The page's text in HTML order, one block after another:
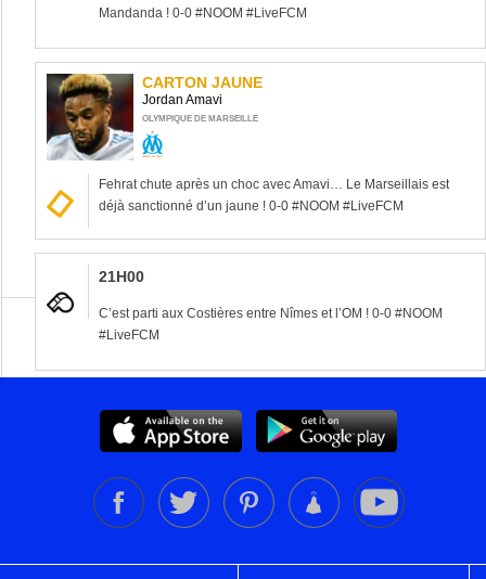
Mandanda ! 0-0 #NOOM #LiveFCM
CARTON JAUNE
Jordan Amavi
OLYMPIQUE DE MARSEILLE
Fehrat chute après un choc avec Amavi… Le Marseillais est
déjà sanctionné d’un jaune ! 0-0 #NOOM #LiveFCM
21H00
C’est parti aux Costières entre Nîmes et l’OM ! 0-0 #NOOM
#LiveFCM